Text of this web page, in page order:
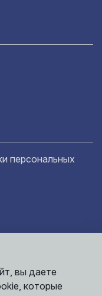
персональных
на сайте
ознакомительный
вы даете
которые
обработки